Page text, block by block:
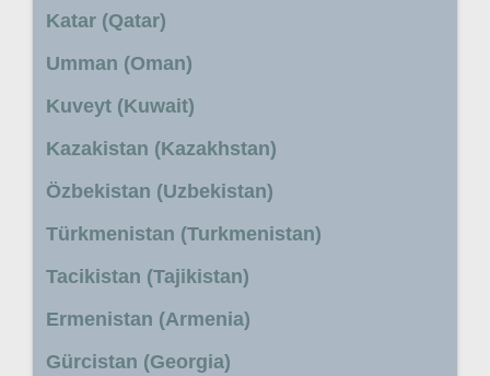
Katar (Qatar)
Umman (Oman)
Kuveyt (Kuwait)
Kazakistan (Kazakhstan)
Özbekistan (Uzbekistan)
Türkmenistan (Turkmenistan)
Tacikistan (Tajikistan)
Ermenistan (Armenia)
Gürcistan (Georgia)